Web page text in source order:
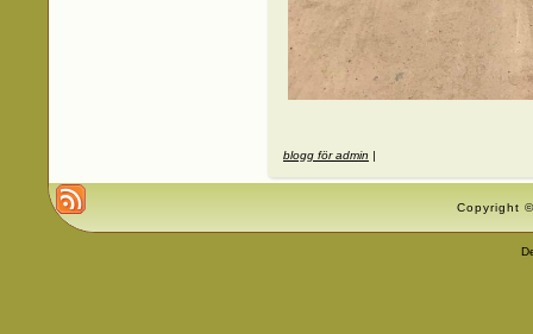
blogg för admin |
Copyright